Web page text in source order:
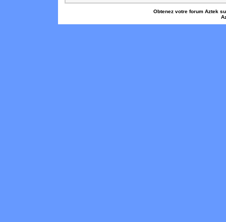
Obtenez votre forum Aztek